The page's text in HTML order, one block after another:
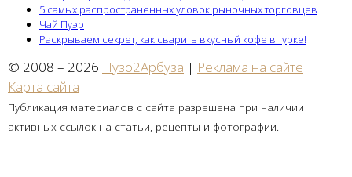
5 самых распространенных уловок рыночных торговцев
Чай Пуэр
Раскрываем секрет, как сварить вкусный кофе в турке!
© 2008 – 2026 Пузо2Арбуза | Реклама на сайте |
Карта сайта
Публикация материалов с сайта разрешена при наличии
активных ссылок на статьи, рецепты и фотографии.